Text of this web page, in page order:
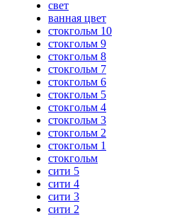
свет
ванная цвет
стокгольм 10
стокгольм 9
стокгольм 8
стокгольм 7
стокгольм 6
стокгольм 5
стокгольм 4
стокгольм 3
стокгольм 2
стокгольм 1
стокгольм
сити 5
сити 4
сити 3
сити 2